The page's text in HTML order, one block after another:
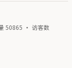
50865 · 访客数